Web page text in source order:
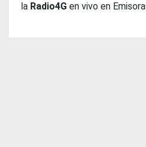
la Radio4G en vivo en